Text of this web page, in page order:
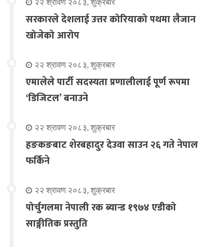
सरकारले देशलाई उत्तर कोरियाको पथमा लैजान
खोजेको आरोप
२२ श्रावण २०८३, शुक्रबार
एमालेले पार्टी सदस्यता प्रणालीलाई पूर्ण रूपमा
‘डिजिटल’ बनाउने
२२ श्रावण २०८३, शुक्रबार
हङकङबाट शेरबहादुर देउवा साउन २६ गते नेपाल
फर्किने
२२ श्रावण २०८३, शुक्रबार
पोर्चुगलमा नेपाली रक ब्यान्ड १९७४ एडीको
साङ्गीतिक प्रस्तुति